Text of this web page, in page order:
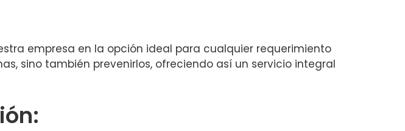
empresa en la opción ideal para cualquier requerimiento
sino también prevenirlos, ofreciendo así un servicio integral